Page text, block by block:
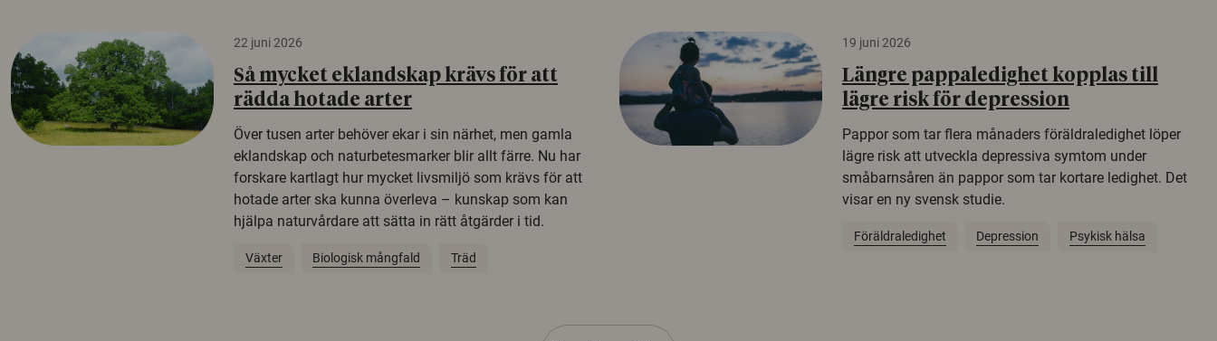
22 juni 2026
Så mycket eklandskap krävs för att
rädda hotade arter
Över tusen arter behöver ekar i sin närhet, men gamla
eklandskap och naturbetesmarker blir allt färre. Nu har
forskare kartlagt hur mycket livsmiljö som krävs för att
hotade arter ska kunna överleva – kunskap som kan
hjälpa naturvårdare att sätta in rätt åtgärder i tid.
Växter Biologisk mångfald Träd
19 juni 2026
Längre pappaledighet kopplas till
lägre risk för depression
Pappor som tar flera månaders föräldraledighet löper
lägre risk att utveckla depressiva symtom under
småbarnsåren än pappor som tar kortare ledighet. Det
visar en ny svensk studie.
Föräldraledighet Depression Psykisk hälsa